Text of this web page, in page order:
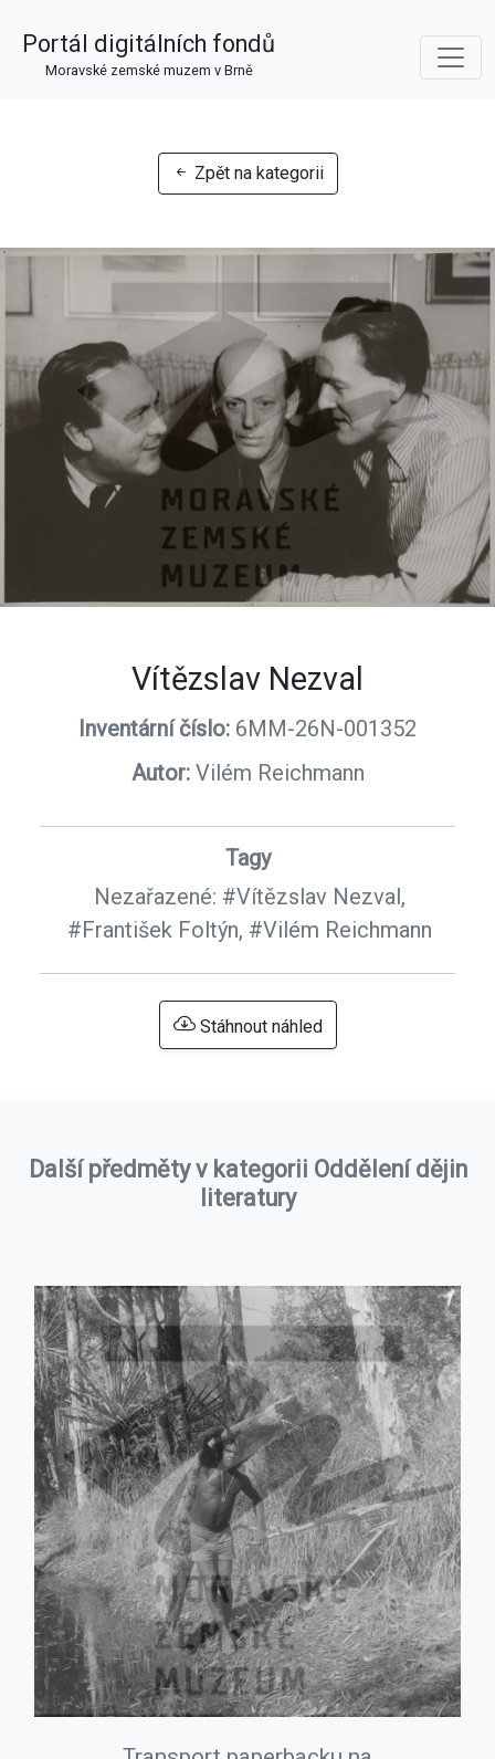
Portál digitálních fondů
Moravské zemské muzem v Brně
Zpět na kategorii
Vítězslav Nezval
Inventární číslo: 6MM-26N-001352
Autor: Vilém Reichmann
Tagy
Nezařazené: #Vítězslav Nezval,
#František Foltýn, #Vilém Reichmann
Stáhnout náhled
Další předměty v kategorii Oddělení dějin
literatury